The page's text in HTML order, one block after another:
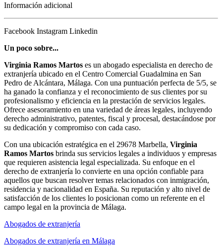
Información adicional
Facebook Instagram Linkedin
Un poco sobre...
Virginia Ramos Martos es un abogado especialista en derecho de
extranjería ubicado en el Centro Comercial Guadalmina en San
Pedro de Alcántara, Málaga. Con una puntuación perfecta de 5/5, se
ha ganado la confianza y el reconocimiento de sus clientes por su
profesionalismo y eficiencia en la prestación de servicios legales.
Ofrece asesoramiento en una variedad de áreas legales, incluyendo
derecho administrativo, patentes, fiscal y procesal, destacándose por
su dedicación y compromiso con cada caso.
Con una ubicación estratégica en el 29678 Marbella, Virginia
Ramos Martos brinda sus servicios legales a individuos y empresas
que requieren asistencia legal especializada. Su enfoque en el
derecho de extranjería lo convierte en una opción confiable para
aquellos que buscan resolver temas relacionados con inmigración,
residencia y nacionalidad en España. Su reputación y alto nivel de
satisfacción de los clientes lo posicionan como un referente en el
campo legal en la provincia de Málaga.
Abogados de extranjería
Abogados de extranjería en Málaga